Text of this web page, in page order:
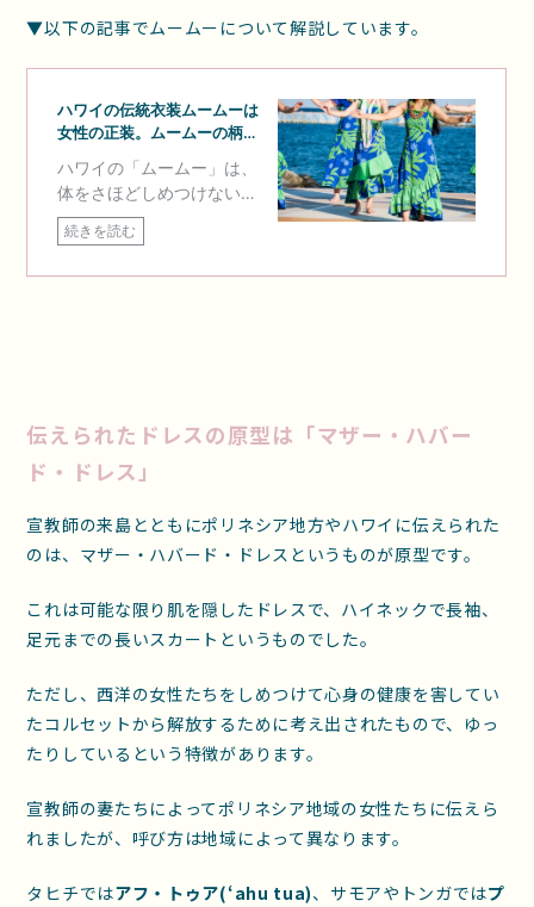
▼以下の記事でムームーについて解説しています。
伝えられたドレスの原型は「マザー・ハバー
ド・ドレス」
宣教師の来島とともにポリネシア地方やハワイに伝えられた
のは、マザー・ハバード・ドレスというものが原型です。
これは可能な限り肌を隠したドレスで、ハイネックで長袖、
足元までの長いスカートというものでした。
ただし、西洋の女性たちをしめつけて心身の健康を害してい
たコルセットから解放するために考え出されたもので、ゆっ
たりしているという特徴があります。
宣教師の妻たちによってポリネシア地域の女性たちに伝えら
れましたが、呼び方は地域によって異なります。
タヒチではアフ・トゥア(‘ahu tua)、サモアやトンガではプ